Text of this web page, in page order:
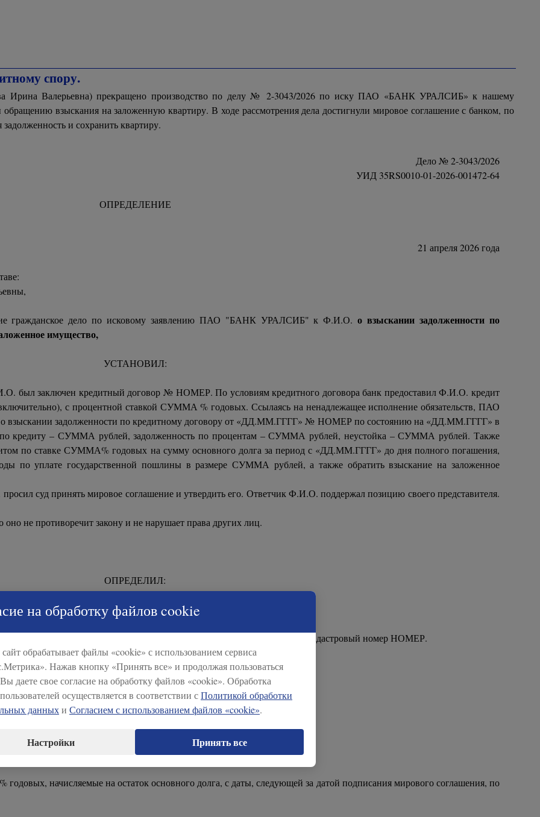
на обработку файлов cookie
обрабатывает файлы «cookie» с использованием сервиса
Нажав кнопку «Принять все» и продолжая пользоваться
даете свое согласие на обработку файлов «cookie». Обработка
осуществляется в соответствии сПолитикой обработки
данныхи Согласием с использованием файлов «cookie».
Настройки Принять все
спору.
Ирина Валерьевна) прекращено производство по делу № 2-3043/2026 по иску ПАО «БАНК УРАЛСИБ» к нашему
взыскания на заложенную квартиру. В ходе рассмотрения дела достигнули мировое соглашение с банком, по
и сохранить квартиру.
Дело № 2-3043/2026
УИД 35RS0010-01-2026-001472-64
ОПРЕДЕЛЕНИЕ
21 апреля 2026 года
гражданское дело по исковому заявлению ПАО "БАНК УРАЛСИБ" к Ф.И.О.о взыскании задолженности по
имущество,
УСТАНОВИЛ:
заключен кредитный договор № НОМЕР. По условиям кредитного договора банк предоставил Ф.И.О. кредит
с процентной ставкой СУММА % годовых. Ссылаясь на ненадлежащее исполнение обязательств, ПАО
задолженности по кредитному договору от «ДД.ММ.ГГГГ» № НОМЕР по состоянию на «ДД.ММ.ГГГГ» в
кредиту – СУММА рублей, задолженность по процентам – СУММА рублей, неустойка – СУММА рублей. Также
по ставке СУММА% годовых на сумму основного долга за период с «ДД.ММ.ГГГГ» до дня полного погашения,
по уплате государственной пошлины в размере СУММА рублей, а также обратить взыскание на заложенное
суд принять мировое соглашение и утвердить его. Ответчик Ф.И.О. поддержал позицию своего представителя.
не противоречит закону и не нарушает права других лиц.
ОПРЕДЕЛИЛ:
«БАНК УРАЛСИБ» и Ф.И.О., о нижеследующем:
взыскания на заложенное имущество – квартиру по адресу: АДРЕС, кадастровый номер НОМЕР.
по состоянию на «ДД.ММ.ГГГГ» составляет:
начисляемые на остаток основного долга, с даты, следующей за датой подписания мирового соглашения, по